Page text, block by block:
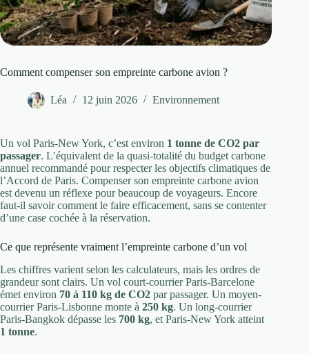
Comment compenser son empreinte carbone avion ?
Léa 12 juin 2026 Environnement
Un vol Paris-New York, c’est environ 1 tonne de CO2 par
passager. L’équivalent de la quasi-totalité du budget carbone
annuel recommandé pour respecter les objectifs climatiques de
l’Accord de Paris. Compenser son empreinte carbone avion
est devenu un réflexe pour beaucoup de voyageurs. Encore
faut-il savoir comment le faire efficacement, sans se contenter
d’une case cochée à la réservation.
Ce que représente vraiment l’empreinte carbone d’un vol
Les chiffres varient selon les calculateurs, mais les ordres de
grandeur sont clairs. Un vol court-courrier Paris-Barcelone
émet environ 70 à 110 kg de CO2 par passager. Un moyen-
courrier Paris-Lisbonne monte à 250 kg. Un long-courrier
Paris-Bangkok dépasse les 700 kg, et Paris-New York atteint
1 tonne.